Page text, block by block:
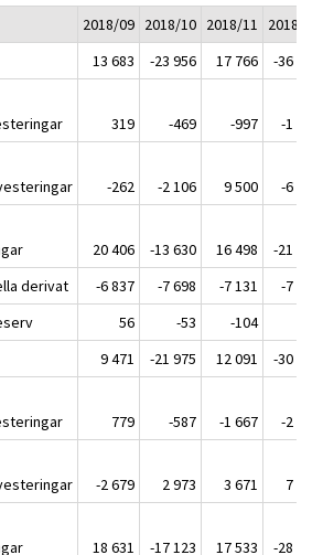
2018/09 2018/10 2018/11
2018/12
13 683 -23 956 17 766
-36 780
319 -469 -997
-1 261
-262 -2 106 9 500
-6 391
20 406 -13 630 16 498
-21 433
derivat
-6 837 -7 698 -7 131
-7 828
56 -53 -104
9 471 -21 975 12 091
-30 304
779 -587 -1 667
-2 207
-2 679 2 973 3 671
7 260
18 631 -17 123 17 533
-28 146